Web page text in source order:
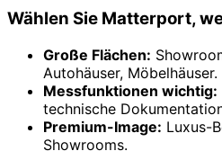
Wählen Sie Matterport,
Große Flächen:
Autohäuser, Möbelhäuser.
Messfunktionen wichtig:
technische
Premium-Image: Luxus-
Showrooms.